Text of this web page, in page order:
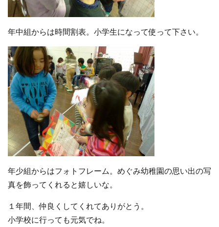
年中組からは時間割表。小学生になって使って下さい。
年少組からはフォトフレーム。めぐみ幼稚園の思い出の写
真を飾ってくれると嬉しいな。
１年間、仲良くしてくれてありがとう。
小学校に行っても元気でね。